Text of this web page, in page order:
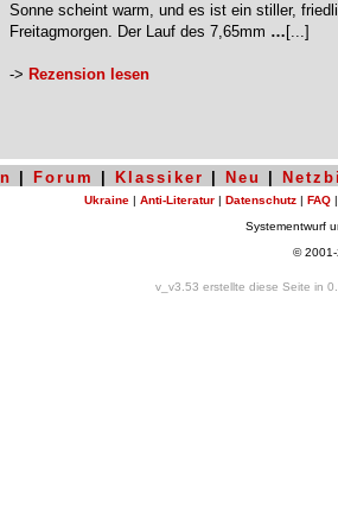
Sonne scheint warm, und es ist ein stiller,
Freitagmorgen. Der Lauf des 7,65mm … [...]
-> Rezension lesen
Forum Klassiker Neu
Ukraine | Anti-Literatur | Datenschutz | FAQ
Systementwurf
©
v_v3.53 erstellte diese Seite in